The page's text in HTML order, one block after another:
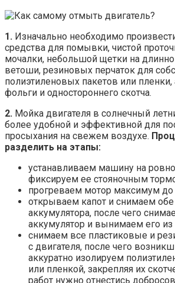
1. Изначально необходимо
средства для помывки, чистой
мочалки, небольшой щетки на
ветоши, резиновых перчаток для
полиэтиленовых пакетов или
фольги и одностороннего скотча.
2. Мойка двигателя в солнечный
более удобной и эффективной для
просыхания на свежем воздухе.
разделить на этапы:
устанавливаем машину на
фиксируем ее стояночным
прогреваем мотор максимум до
открываем капот и снимаем
аккумулятора, после чего
аккумулятор и вынимаем его из
снимаем все пластиковые и
с двигателя, после чего
аккуратно изолируем
или пленкой, закрепляя их
работ нужно отнестись